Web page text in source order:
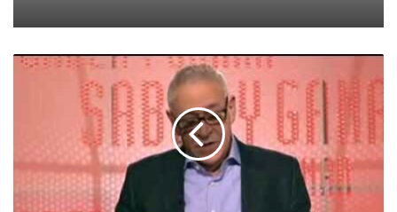
profesionales de enfermería implantado por la Fundación;
la implantación del proyecto Infección Cirugía Zero; el
proyecto de mejora de las altas de enfermería; la consulta
de enfermería de hemodiálisis; la puesta en marcha del
nuevo avisador de agresiones a los profesionales
sanitarios; o las mejoras incorporadas en relación a la
seguridad del paciente y a la siniestralidad de los